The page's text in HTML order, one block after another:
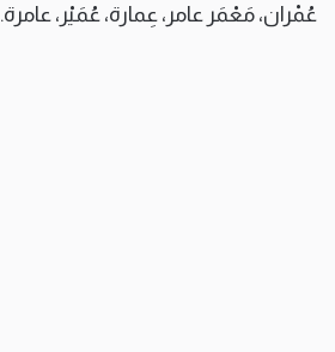
عُمْران، مَعْمَر عامر، عِمارة، عُمَيْر، عامرة.